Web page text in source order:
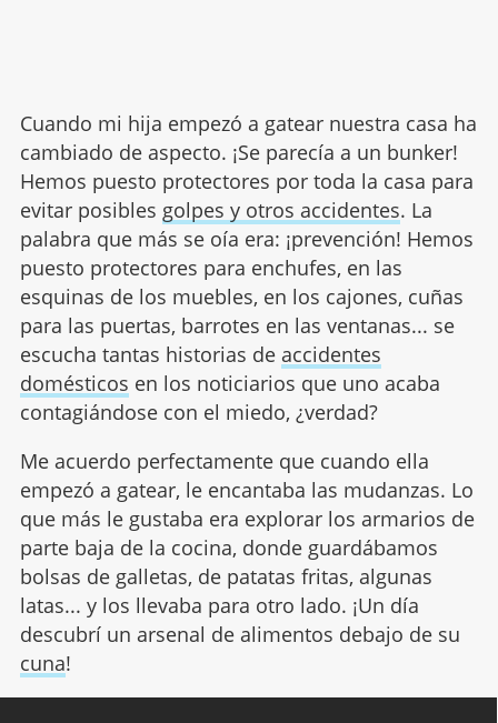
Cuando mi hija empezó a gatear nuestra casa ha
cambiado de aspecto. ¡Se parecía a un bunker!
Hemos puesto protectores por toda la casa para
evitar posibles golpes y otros accidentes. La
palabra que más se oía era: ¡prevención! Hemos
puesto protectores para enchufes, en las
esquinas de los muebles, en los cajones, cuñas
para las puertas, barrotes en las ventanas... se
escucha tantas historias de accidentes
domésticos en los noticiarios que uno acaba
contagiándose con el miedo, ¿verdad?
Me acuerdo perfectamente que cuando ella
empezó a gatear, le encantaba las mudanzas. Lo
que más le gustaba era explorar los armarios de
parte baja de la cocina, donde guardábamos
bolsas de galletas, de patatas fritas, algunas
latas... y los llevaba para otro lado. ¡Un día
descubrí un arsenal de alimentos debajo de su
cuna!